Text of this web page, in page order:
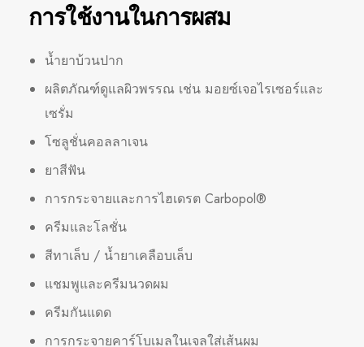
การใช้งานในการผสม
น้ำยาบ้วนปาก
ผลิตภัณฑ์ดูแลผิวพรรณ เช่น มอยซ์เจอไรเซอร์และ
เซรั่ม
โซลูชั่นคอลลาเจน
ยาสีฟัน
การกระจายและการไฮเดรต Carbopol®
ครีมและโลชั่น
สีทาเล็บ / น้ำยาเคลือบเล็บ
แชมพูและครีมนวดผม
ครีมกันแดด
การกระจายคาร์โบเมลในเจลใส่เส้นผม